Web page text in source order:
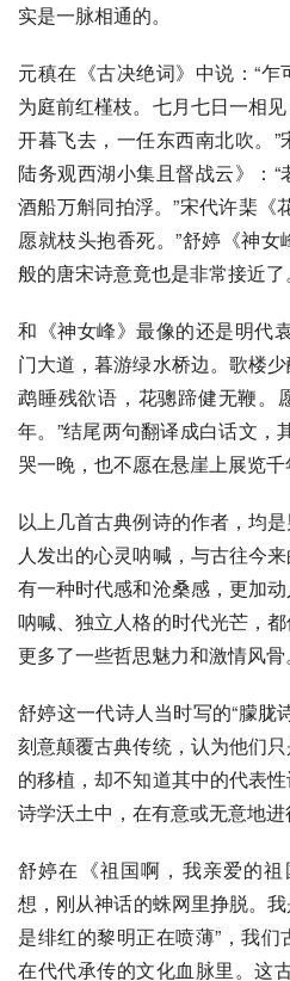
实是一脉相通的。
元稹在《古决绝词》中说：“
为庭前红槿枝。七月七日一相
开暮飞去，一任东西南北吹。”
陆务观西湖小集且督战云》：
酒船万斛同拍浮。”宋代许棐《
愿就枝头抱香死。”舒婷《神
般的唐宋诗意竟也是非常接近了。
和《神女峰》最像的还是明代
门大道，暮游绿水桥边。歌楼
鹉睡残欲语，花骢蹄健无鞭。
年。”结尾两句翻译成白话文，
哭一晚，也不愿在悬崖上展览千
以上几首古典例诗的作者，均
人发出的心灵呐喊，与古往今
有一种时代感和沧桑感，更加
呐喊、独立人格的时代光芒，
更多了一些哲思魅力和激情风骨。
舒婷这一代诗人当时写的“朦胧
刻意颠覆古典传统，认为他们
的移植，却不知道其中的代表
诗学沃土中，在有意或无意地进
舒婷在《祖国啊，我亲爱的
想，刚从神话的蛛网里挣脱。
是绯红的黎明正在喷薄”，我
在代代承传的文化血脉里。这